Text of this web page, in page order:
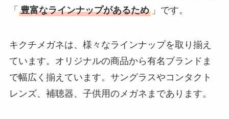
「 豊富なラインナップがあるため 」です。
キクチメガネは、様々なラインナップを取り揃え
ています。オリジナルの商品から有名ブランドま
で幅広く揃えています。サングラスやコンタクト
レンズ、補聴器、子供用のメガネまであります。